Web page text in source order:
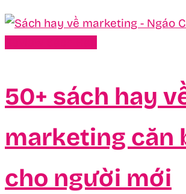
50+ sách hay
marketing căn
cho người mới